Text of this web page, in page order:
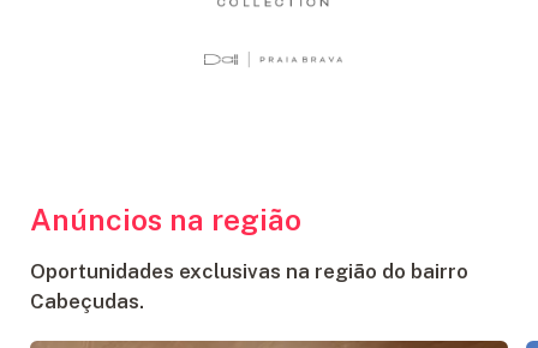
Anúncios na região
Oportunidades exclusivas na região do bairro
Cabeçudas.